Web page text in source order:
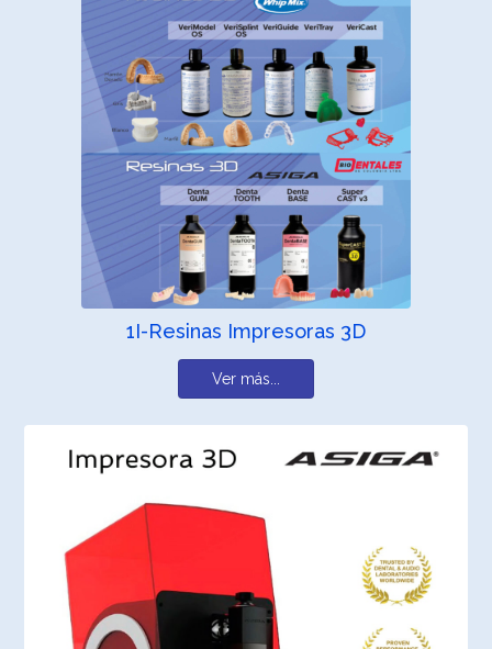
1I-Resinas Impresoras 3D
Ver más...